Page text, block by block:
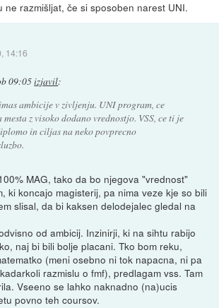
ne razmišljat, če si sposoben narest UNI.
14:16
09:05izjavil:
ambicije v zivljenju. UNI program, ce
z visoko dodano vrednostjo. VSS, ce ti je
in ciljas na neko povprecno
MAG, tako da bo njegova "vrednost"
ki koncajo magisterij, pa nima veze kje so bili
slisal, da bi kaksen delodejalec gledal na
od ambicij. Inzinirji, ki na sihtu rabijo
naj bi bili bolje placani. Tko bom reku,
(meni osebno ni tok napacna, ni pa
razmislu o fmf), predlagam vss. Tam
Vseeno se lahko naknadno (na)ucis
povno teh coursov.